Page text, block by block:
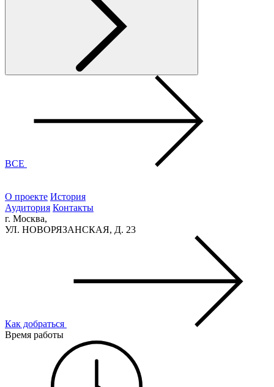
ВСЕ
О проекте История
Аудитория Контакты
г. Москва,
УЛ. НОВОРЯЗАНСКАЯ, Д. 23
Как добраться
Время работы